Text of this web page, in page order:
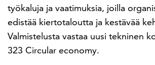
työkaluja ja vaatimuksia, joilla
edistää kiertotaloutta ja kestävää
Valmistelusta vastaa uusi tekninen
323 Circular economy.